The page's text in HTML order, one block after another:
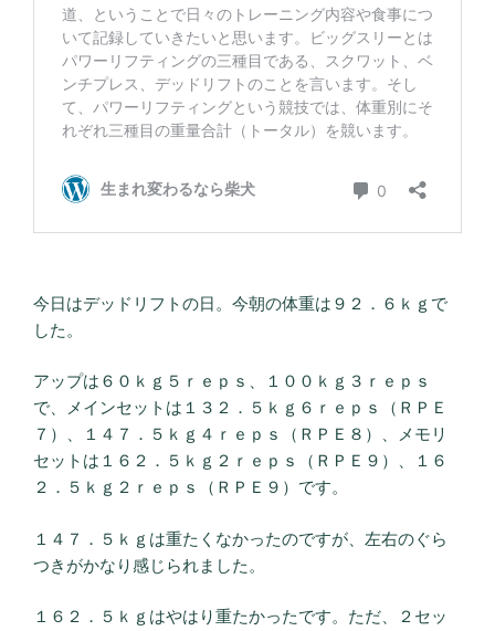
今日はデッドリフトの日。今朝の体重は９２．６ｋｇで
した。
アップは６０ｋｇ５ｒｅｐｓ、１００ｋｇ３ｒｅｐｓ
で、メインセットは１３２．５ｋｇ６ｒｅｐｓ（ＲＰＥ
７）、１４７．５ｋｇ４ｒｅｐｓ（ＲＰＥ８）、メモリ
セットは１６２．５ｋｇ２ｒｅｐｓ（ＲＰＥ９）、１６
２．５ｋｇ２ｒｅｐｓ（ＲＰＥ９）です。
１４７．５ｋｇは重たくなかったのですが、左右のぐら
つきがかなり感じられました。
１６２．５ｋｇはやはり重たかったです。ただ、２セッ